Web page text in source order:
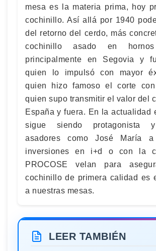
mesa es la materia prima, hoy
cochinillo. Así allá por 1940
del retorno del cerdo, más
cochinillo asado en
principalmente en Segovia y
quien lo impulsó con mayor
quien hizo famoso el corte
quien supo transmitir el valor del
España y fuera. En la actualidad
sigue siendo protagonista
asadores como José María
inversiones en i+d o con la
PROCOSE velan para
cochinillo de primera calidad es
a nuestras mesas.
LEER TAMBIÉN